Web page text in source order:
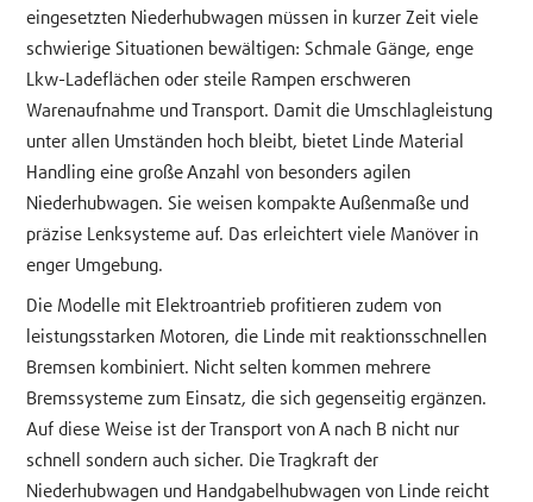
eingesetzten Niederhubwagen müssen in kurzer Zeit viele
schwierige Situationen bewältigen: Schmale Gänge, enge
Lkw-Ladeflächen oder steile Rampen erschweren
Warenaufnahme und Transport. Damit die Umschlagleistung
unter allen Umständen hoch bleibt, bietet Linde Material
Handling eine große Anzahl von besonders agilen
Niederhubwagen. Sie weisen kompakte Außenmaße und
präzise Lenksysteme auf. Das erleichtert viele Manöver in
enger Umgebung.
Die Modelle mit Elektroantrieb profitieren zudem von
leistungsstarken Motoren, die Linde mit reaktionsschnellen
Bremsen kombiniert. Nicht selten kommen mehrere
Bremssysteme zum Einsatz, die sich gegenseitig ergänzen.
Auf diese Weise ist der Transport von A nach B nicht nur
schnell sondern auch sicher. Die Tragkraft der
Niederhubwagen und Handgabelhubwagen von Linde reicht